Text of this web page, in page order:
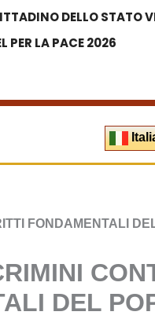
DELLO STATO
PER LA PACE 2026
FONDAMENTALI
DEL